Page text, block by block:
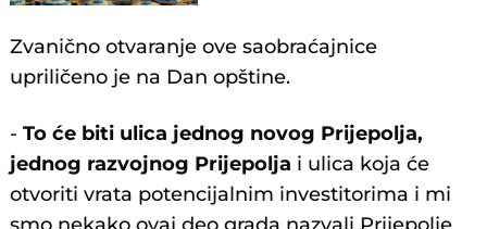
Zvanično otvaranje ove saobraćajnice
upriličeno je na Dan opštine.
-To će biti ulica jednog novog Prijepolja,
jednog razvojnog Prijepolja i ulica koja će
otvoriti vrata potencijalnim investitorima i mi